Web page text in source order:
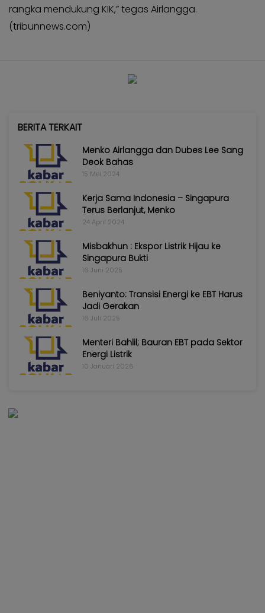
rangka mendukung KIK,” tegas Airlangga.
(tribunnews.com)
BERITA TERKAIT
Menko Airlangga dan Dubes Lee Sang
Deok Bahas
15 Mei 2024
Kerja Sama Indonesia – Singapura
Terus Berlanjut, Menko
24 April 2024
Misbakhun : Ekspor Listrik Hijau ke
Singapura Bukti
16 Juni 2025
Beniyanto: Transisi Energi ke EBT Harus
Jadi Gerakan
16 Juli 2025
Menteri Bahlil; Bauran EBT pada Sektor
Energi Listrik
10 Januari 2026